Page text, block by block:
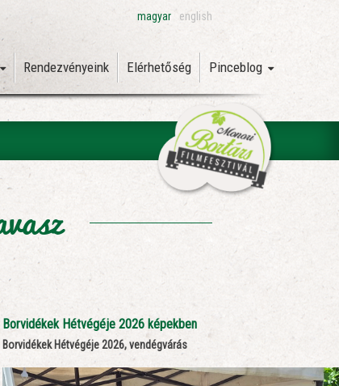
magyar english
Rendezvényeink Elérhetőség Pinceblog
Borvidékek Hétvégéje 2026 képekben
Borvidékek Hétvégéje 2026, vendégvárás